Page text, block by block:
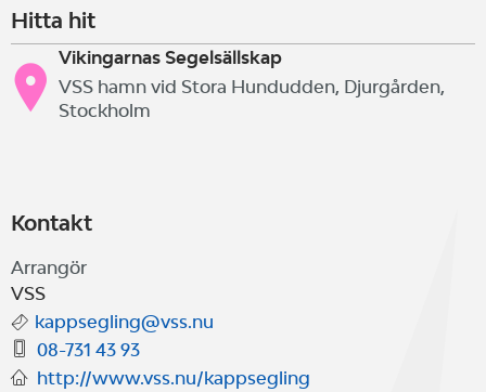
Medtag egen båt och bered er på
intensiv segling under två dagar.
Hitta hit
Vikingarnas Segelsällskap
VSS hamn vid Stora Hundudden, Djurgården,
Stockholm
Kontakt
Arrangör
VSS
kappsegling@vss.nu
08-731 43 93
http://www.vss.nu/kappsegling